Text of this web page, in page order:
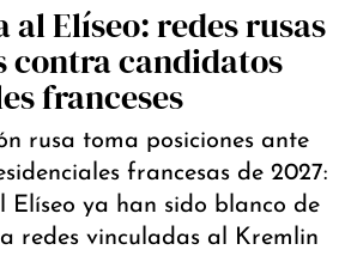
al Elíseo: redes rusas
contra candidatos
franceses
rusa toma posiciones ante
francesas de 2027:
Elíseo ya han sido blanco de
redes vinculadas al Kremlin